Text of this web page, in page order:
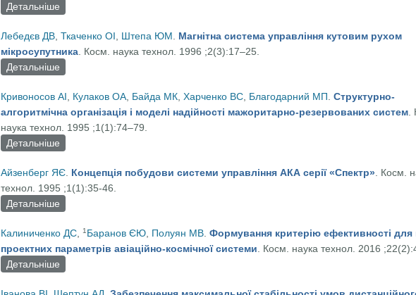
Детальніше про Вимірювальні контури і селектируючі функції для визначення
Лебедєв ДВ, Ткаченко ОІ, Штепа ЮМ. Магнітна система управління кутовим рухом
мікросупутника. Косм. наука технол. 1996 ;2(3):17–25.
Детальніше
Кривоносов AІ, Кулаков ОА, Байда МК, Харченко BС, Благодарний МП. Структурно-
алгоритмічна організація і моделі надійності мажоритарно-резервованих систем.
наука технол. 1995 ;1(1):74–79.
Детальніше про Структурно-алгоритмічна організація і моделі надійності
Айзенберг ЯЄ. Концепція побудови системи управління АКА серії «Спектр». Косм.
технол. 1995 ;1(1):35-46.
Детальніше
Калиниченко ДС, 1 Баранов ЄЮ, Полуян МВ. Формування критерію ефективності
проектних параметрів авіаційно-космічної системи. Косм. наука технол. 2016
Детальніше про Формування критерію ефективності для вибору проектних параметрів